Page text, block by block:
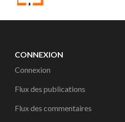
CONNEXION
Connexion
Flux des publications
Flux des commentaires